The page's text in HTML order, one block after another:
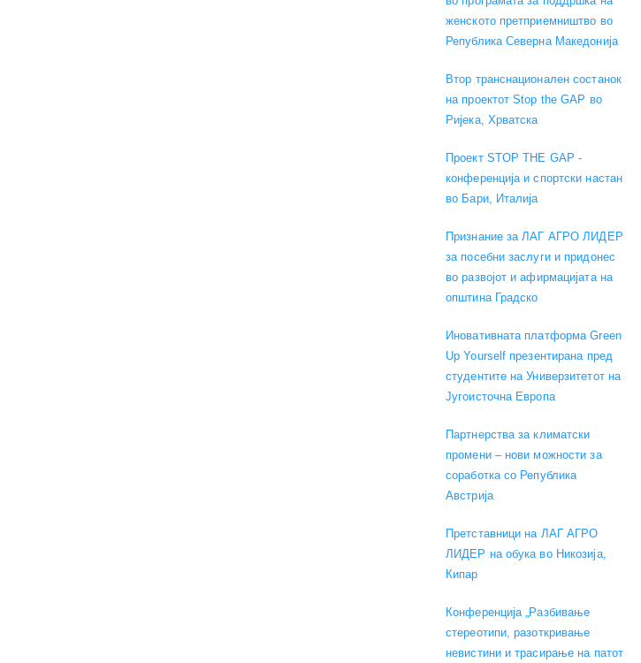
женското претприемништво во
Република Северна Македонија
Втор транснационален состанок
на проектот Stop the GAP во
Ријека, Хрватска
Проект STOP THE GAP -
конференција и спортски настан
во Бари, Италија
Признание за ЛАГ АГРО ЛИДЕР
за посебни заслуги и придонес
во развојот и афирмацијата на
општина Градско
Иновативната платформа Green
Up Yourself презентирана пред
студентите на Универзитетот на
Југоисточна Европа
Партнерства за климатски
промени – нови можности за
соработка со Република
Австрија
Претставници на ЛАГ АГРО
ЛИДЕР на обука во Никозија,
Кипар
Конференција „Разбивање
стереотипи, разоткривање
невистини и трасирање на патот